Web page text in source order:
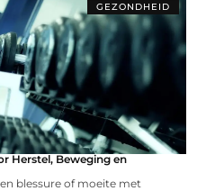
GEZONDHEID
Herstel, Beweging en
blessure of moeite met